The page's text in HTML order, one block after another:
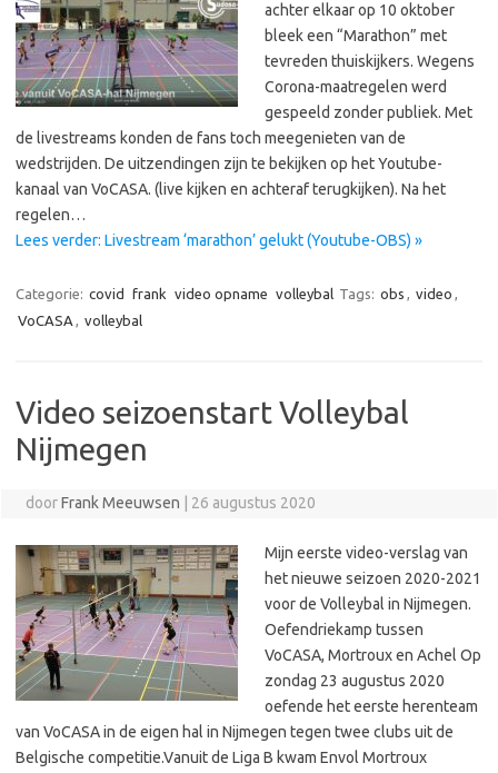
achter elkaar op 10 oktober
bleek een “Marathon” met
tevreden thuiskijkers. Wegens
Corona-maatregelen werd
gespeeld zonder publiek. Met
de livestreams konden de fans toch meegenieten van de
wedstrijden. De uitzendingen zijn te bekijken op het Youtube-
kanaal van VoCASA. (live kijken en achteraf terugkijken). Na het
regelen…
Lees verder: Livestream ‘marathon’ gelukt (Youtube-OBS) »
Categorie: covid frank video opname volleybal Tags: obs , video ,
VoCASA , volleybal
Video seizoenstart Volleybal
Nijmegen
doorFrank Meeuwsen 26 augustus 2020
Mijn eerste video-verslag van
het nieuwe seizoen 2020-2021
voor de Volleybal in Nijmegen.
Oefendriekamp tussen
VoCASA, Mortroux en Achel Op
zondag 23 augustus 2020
oefende het eerste herenteam
van VoCASA in de eigen hal in Nijmegen tegen twee clubs uit de
Belgische competitie.Vanuit de Liga B kwam Envol Mortroux